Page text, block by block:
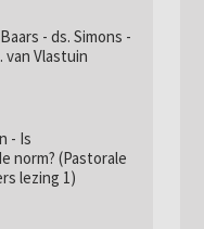
- ds. Simons -
van Vlastuin
- Is
norm? (Pastorale
lezing 1)